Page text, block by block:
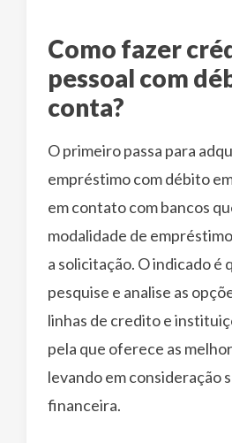
Como fazer
pessoal com
conta?
O primeiro passa para
empréstimo com débito
em contato com bancos
modalidade de
a solicitação. O indicado é
pesquise e analise as
linhas de credito e
pela que oferece as
levando em consideração
financeira.